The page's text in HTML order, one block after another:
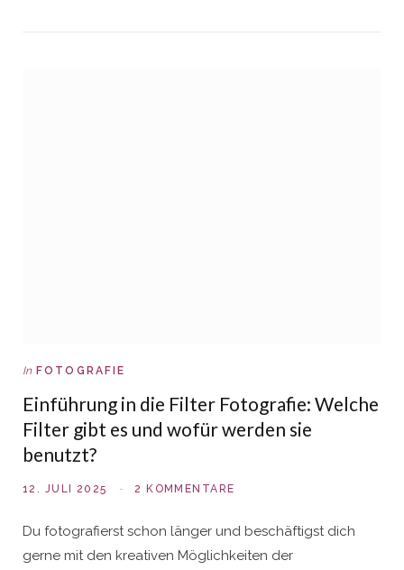
In FOTOGRAFIE
Einführung in die Filter Fotografie: Welche
Filter gibt es und wofür werden sie
benutzt?
12. JULI 2025 2 KOMMENTARE
Du fotografierst schon länger und beschäftigst dich
gerne mit den kreativen Möglichkeiten der